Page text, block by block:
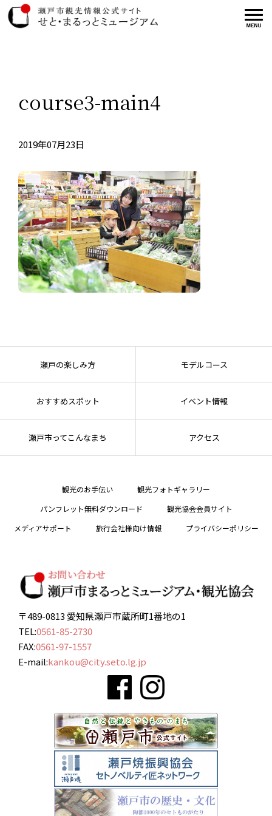
course3-main4
2019年07月23日
瀬戸の楽しみ方 モデルコース
おすすめスポット イベント情報
瀬戸市ってこんなまち アクセス
観光のお手伝い
観光フォトギャラリー
パンフレット無料ダウンロード
観光協会会員サイト
メディアサポート
旅行会社様向け情報 プライバシーポリシー
〒489-0813 愛知県瀬戸市蔵所町1番地の1
TEL:0561-85-2730
FAX:0561-97-1557
E-mail:kankou@city.seto.lg.jp